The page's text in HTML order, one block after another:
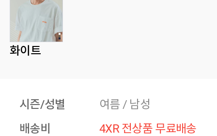
화이트
시즌/성별
여름 / 남성
배송비
4XR 전상품 무료배송